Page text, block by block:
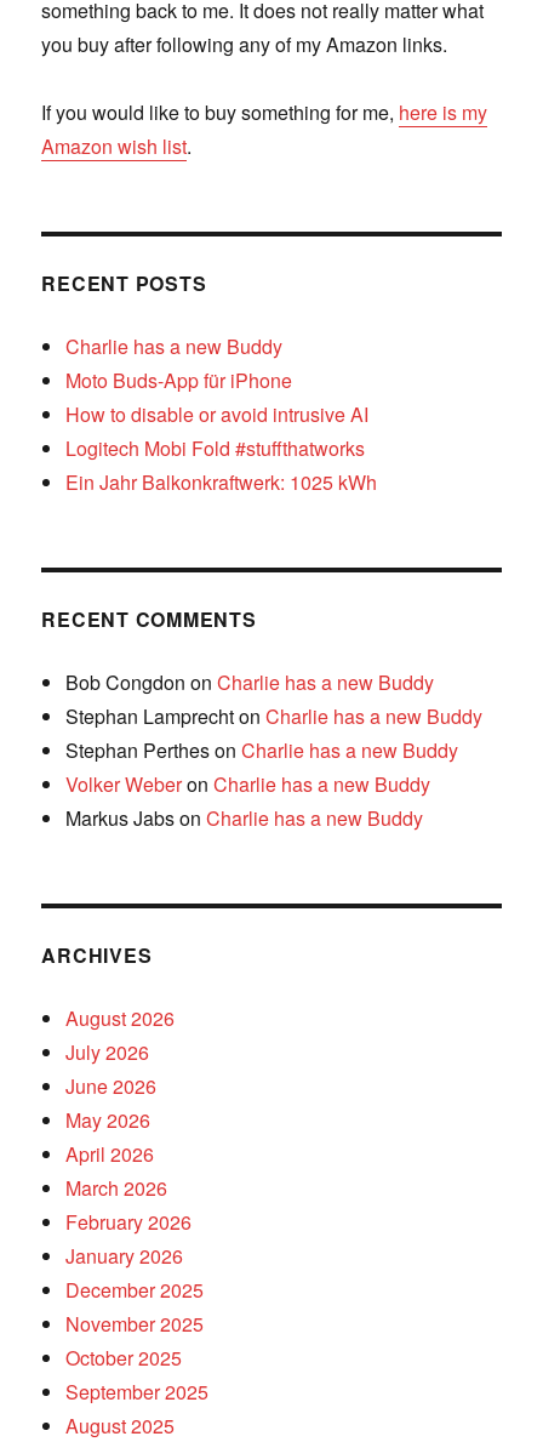
something back to me. It does not really matter what
you buy after following any of my Amazon links.
If you would like to buy something for me, here is my
Amazon wish list.
RECENT POSTS
Charlie has a new Buddy
Moto Buds-App für iPhone
How to disable or avoid intrusive AI
Logitech Mobi Fold #stuffthatworks
Ein Jahr Balkonkraftwerk: 1025 kWh
RECENT COMMENTS
Bob Congdon onCharlie has a new Buddy
Stephan LamprechtonCharlie has a new Buddy
Stephan PerthesonCharlie has a new Buddy
Volker WeberonCharlie has a new Buddy
Markus JabsonCharlie has a new Buddy
ARCHIVES
August 2026
July 2026
June 2026
May 2026
April 2026
March 2026
February 2026
January 2026
December 2025
November 2025
October 2025
September 2025
August 2025